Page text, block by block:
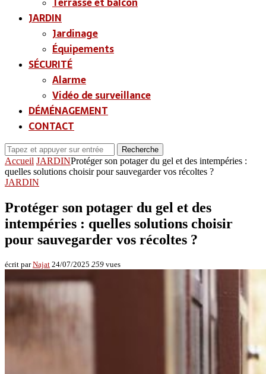
JARDIN
Jardinage
Équipements
SÉCURITÉ
Alarme
Vidéo de surveillance
DÉMÉNAGEMENT
CONTACT
Recherche
Accueil JARDINProtéger son potager du gel et des intempéries :
quelles solutions choisir pour sauvegarder vos récoltes ?
JARDIN
Protéger son potager du gel et des
intempéries : quelles solutions choisir
pour sauvegarder vos récoltes ?
écrit parNajat 24/07/2025 259 vues